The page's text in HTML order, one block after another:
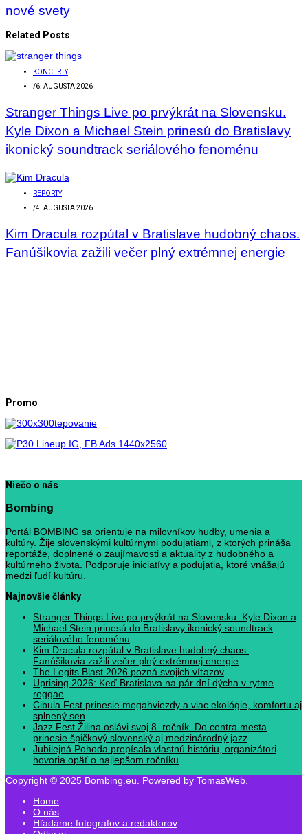
nové svety
Related Posts
KONCERTY
/6. AUGUSTA 2026
Stranger Things Live po prvýkrát na Slovensku.
Kyle Dixon a Michael Stein prinesú do Bratislavy
ikonický soundtrack seriálového fenoménu
REPORTY
/4. AUGUSTA 2026
Kim Dracula rozpútal v Bratislave hudobný chaos.
Fanúšikovia zažili večer plný extrémnej energie
Promo
Niečo o nás
Bombing
Portál BOMBING sa orientuje na milovníkov hudby, umenia a
kultúry. Žije slovenskými kultúrnymi podujatiami, z ktorých prináša
reportáže, doplnené o zaujímavosti a aktuality z hudobného a
kultúrneho života. Podporuje iniciatívy a podujatia, ktoré vnášajú
medzi ľudí kultúru.
Najnovšie články
Stranger Things Live po prvýkrát na Slovensku. Kyle Dixon a
Michael Stein prinesú do Bratislavy ikonický soundtrack
seriálového fenoménu
Kim Dracula rozpútal v Bratislave hudobný chaos.
Fanúšikovia zažili večer plný extrémnej energie
The Legits Blast 2026 pozná svojich víťazov
Uprising 2026: Keď Bratislava na pár dní dýcha v rytme
reggae
Cibula Fest prinesie megahviezdy a viac ekológie, komfortu aj
splnený sen
Jazz Fest Žilina oslávi svoj 8. ročník. Do centra mesta
prinesie špičkový slovenský aj medzinárodný jazz
Jubilejná Pohoda prepísala vlastnú históriu, organizátori
hovoria opäť o najlepšom ročníku
Copyright © 2025 Bombing.eu. Powered by TomasWeb.
Home
O nás
Hľadáme fotografov a redaktorov